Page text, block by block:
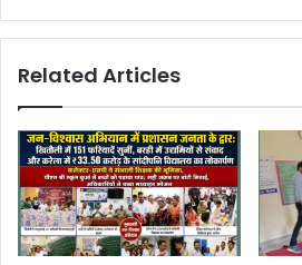
Related Articles